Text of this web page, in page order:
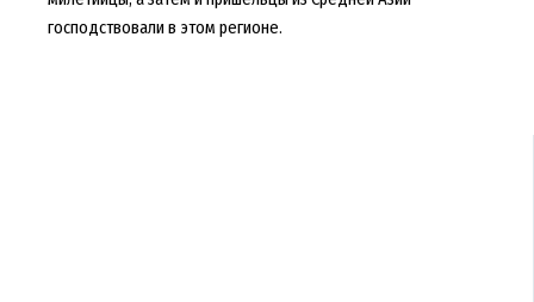
господствовали в этом регионе.